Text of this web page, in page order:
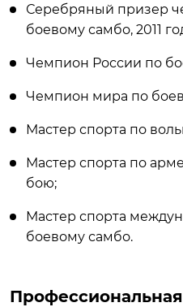
Серебряный призер
боевому самбо, 2011
Чемпион России по
Чемпион мира по
Мастер спорта по
Мастер спорта по
бою;
Мастер спорта
боевому самбо.